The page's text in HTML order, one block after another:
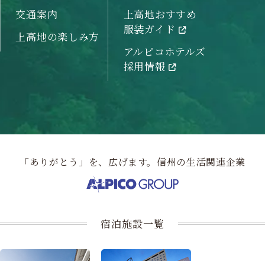
交通案内
上高地の楽しみ方
上高地おすすめ
服装ガイド
アルピコホテルズ
採用情報
「ありがとう」を、広げます。信州の生活関連企業
宿泊施設一覧